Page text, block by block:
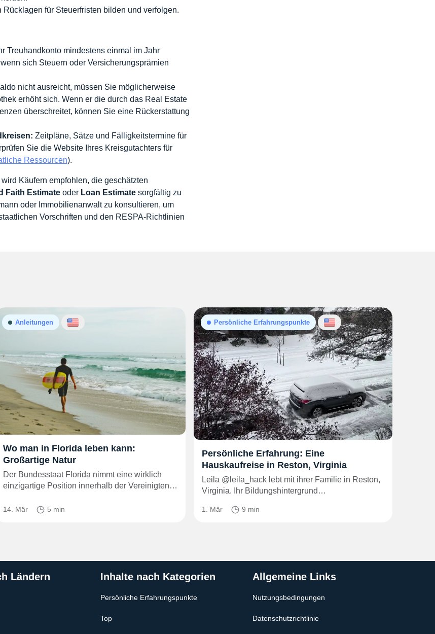
für Steuerfristen bilden und verfolgen.
Treuhandkonto mindestens einmal im Jahr
sich Steuern oder Versicherungsprämien
nicht ausreicht, müssen Sie möglicherweise
erhöht sich. Wenn er die durch das Real Estate
überschreitet, können Sie eine Rückerstattung
Zeitpläne, Sätze und Fälligkeitstermine für
Sie die Website Ihres Kreisgutachters für
Ressourcen).
Käufern empfohlen, die geschätzten
Faith Estimate oder Loan Estimate sorgfältig zu
oder Immobilienanwalt zu konsultieren, um
Vorschriften und den RESPA-Richtlinien
Anleitungen
Wo man in Florida leben kann:
Großartige Natur
Der Bundesstaat Florida nimmt eine wirklich
einzigartige Position innerhalb der Vereinigten…
14. Mär 5 min
Persönliche Erfahrungspunkte
Persönliche Erfahrung: Eine
Hauskaufreise in Reston, Virginia
Leila @leila_hack lebt mit ihrer Familie in Reston,
Virginia. Ihr Bildungshintergrund…
1. Mär 9 min
Ländern Inhalte nach Kategorien
Persönliche Erfahrungspunkte
Top
Allgemeine Links
Nutzungsbedingungen
Datenschutzrichtlinie